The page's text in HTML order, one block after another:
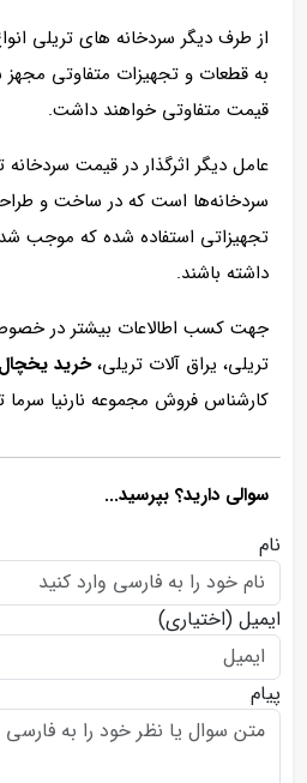
از طرف دیگر سردخانه های تریلی
به قطعات و تجهیزات متفاوتی مجهز
قیمت متفاوتی خواهند داشت.
عامل دیگر اثرگذار در قیمت
سردخانه‌ها است که در ساخت و
تجهیزاتی استفاده شده که موجب
داشته باشند.
جهت کسب اطالاعات بیشتر در خصوص
تریلی، یراق آلات تریلی،خرید
کارشناس فروش مجموعه نارنیا سرما
سوالی دارید؟ بپرسید...
نام
ایمیل (اختیاری)
پیام